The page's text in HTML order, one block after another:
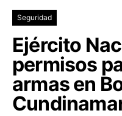
Seguridad
Ejército
permisos
armas en